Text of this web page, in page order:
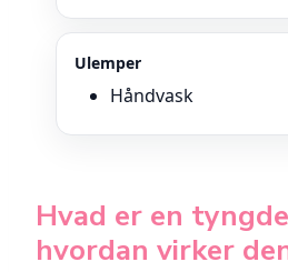
Ulemper
Håndvask
Hvad er en
hvordan virker